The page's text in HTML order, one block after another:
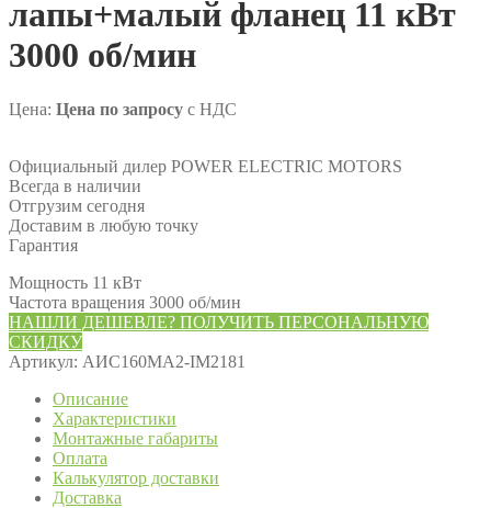
лапы+малый фланец 11 кВт
3000 об/мин
Цена: Цена по запросу с НДС
Официальный дилер POWER ELECTRIC MOTORS
Всегда в наличии
Отгрузим сегодня
Доставим в любую точку
Гарантия
Мощность 11 кВт
Частота вращения 3000 об/мин
НАШЛИ ДЕШЕВЛЕ? ПОЛУЧИТЬ ПЕРСОНАЛЬНУЮ
СКИДКУ
Артикул: АИС160МА2-IM2181
Описание
Характеристики
Монтажные габариты
Оплата
Калькулятор доставки
Доставка